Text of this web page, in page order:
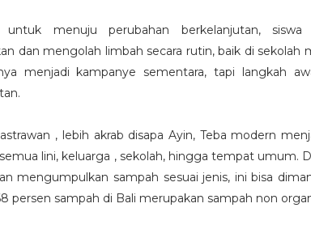
untuk menuju perubahan berkelanjutan, siswa
dan mengolah limbah secara rutin, baik di sekolah
menjadi kampanye sementara, tapi langkah
, lebih akrab disapa Ayin, Teba modern
lini, keluarga , sekolah, hingga tempat umum.
mengumpulkan sampah sesuai jenis, ini bisa
persen sampah di Bali merupakan sampah non